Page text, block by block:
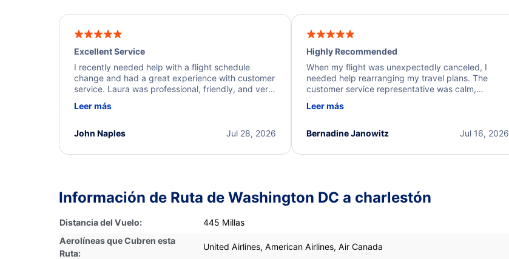
Excellent Service
I recently needed help with a flight schedule
change and had a great experience with customer
service. Laura was professional, friendly, and very
a solution and kept me informed of the next steps.
Leer más
Jul 28, 2026
John Naples
Highly Recommended
When my flight was unexpectedly canceled, I
needed help rearranging my travel plans. The
customer service representative was calm,
process. They quickly found alternative flight
I truly appreciate the excellent support and
Leer más
Jul 16, 2026
Bernadine Janowitz
Información de Ruta de Washington DC a charlestón
Distancia del Vuelo:
445 Millas
Aerolíneas que Cubren esta
Ruta:
United Airlines, American Airlines, Air Canada